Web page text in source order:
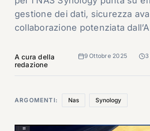
CHI SIAMO
gestione dei dati, sicurezza
collaborazione potenziata
A cura della
redazione
9 Ottobre 2025 3
ARGOMENTI: Nas Synology